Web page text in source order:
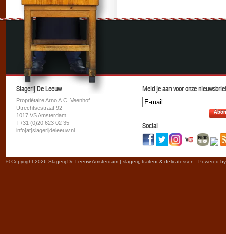
Slagerij De Leeuw
Propriétaire Arno A.C. Veenhof
Utrechtsestraat 92
1017 VS Amsterdam
T+31 (0)20 623 02 35
info[at]slagerijdeleeuw.nl
Meld je aan voor onze
Social
© Copyright 2026 Slagerij De Leeuw Amsterdam | slagerij, traiteur & delicatessen - Powered